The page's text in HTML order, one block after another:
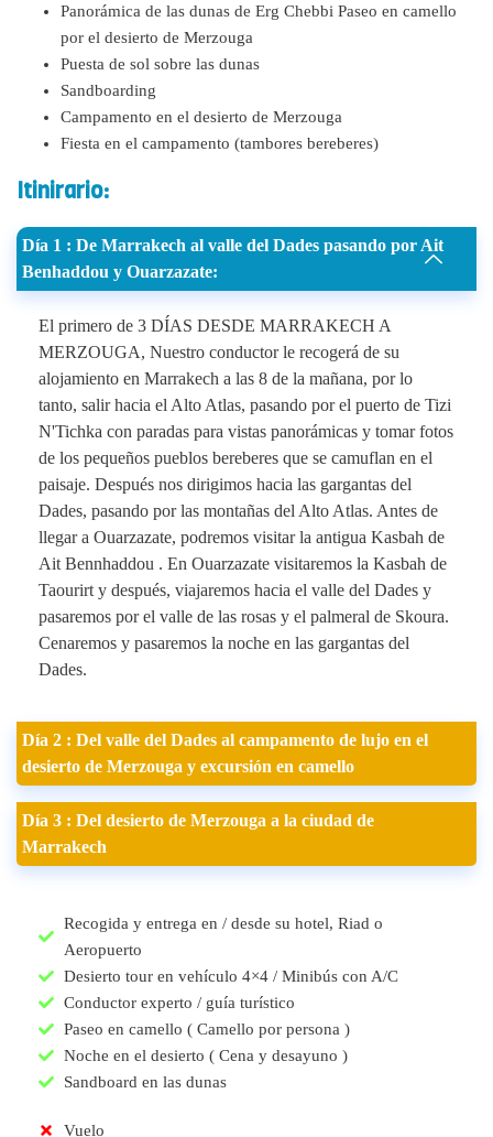
Panorámica de las dunas de Erg Chebbi Paseo en camello
por el desierto de Merzouga
Puesta de sol sobre las dunas
Sandboarding
Campamento en el desierto de Merzouga
Fiesta en el campamento (tambores bereberes)
Itinirario:
Día 1 : De Marrakech al valle del Dades pasando por Ait
Benhaddou y Ouarzazate:
El primero de 3 DÍAS DESDE MARRAKECH A
MERZOUGA, Nuestro conductor le recogerá de su
alojamiento en Marrakech a las 8 de la mañana, por lo
tanto, salir hacia el Alto Atlas, pasando por el puerto de Tizi
N'Tichka con paradas para vistas panorámicas y tomar fotos
de los pequeños pueblos bereberes que se camuflan en el
paisaje. Después nos dirigimos hacia las gargantas del
Dades, pasando por las montañas del Alto Atlas. Antes de
llegar a Ouarzazate, podremos visitar la antigua Kasbah de
Ait Bennhaddou . En Ouarzazate visitaremos la Kasbah de
Taourirt y después, viajaremos hacia el valle del Dades y
pasaremos por el valle de las rosas y el palmeral de Skoura.
Cenaremos y pasaremos la noche en las gargantas del
Dades.
Día 2 : Del valle del Dades al campamento de lujo en el
desierto de Merzouga y excursión en camello
Día 3 : Del desierto de Merzouga a la ciudad de
Marrakech
Recogida y entrega en / desde su hotel, Riad o
Aeropuerto
Desierto tour en vehículo 4×4 / Minibús con A/C
Conductor experto / guía turístico
Paseo en camello ( Camello por persona )
Noche en el desierto ( Cena y desayuno )
Sandboard en las dunas
Vuelo